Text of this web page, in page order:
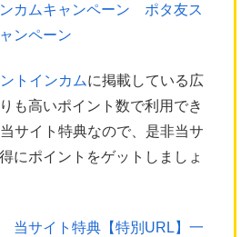
カムキャンペーン ポタ友ス
ンペーン
トインカムに掲載している広
も高いポイント数で利用でき
サイト特典なので、是非当サ
にポイントをゲットしましょ
当サイト特典【特別URL】一